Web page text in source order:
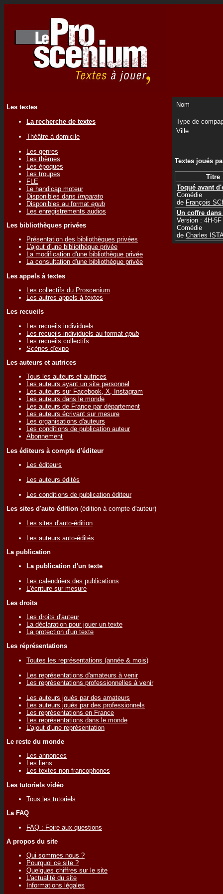
Les textes
La recherche de textes
Théâtre à domicile
Les genres
Les thèmes
Les époques
Les troupes
FLE
Le handicap moteur
Disponibles dans Imparato
Disponibles au format epub
Les enregistrements audios
Les bibliothèques privées
Présentation des bibliothèques privées
L'ajout d'une bibliothèque privée
La modification d'une bibliothèque privée
La consultation d'une bibliothèque privée
Les appels à textes
Les collectifs du Proscenium
Les autres appels à textes
Les recueils
Les recueils individuels
Les recueils individuels au format epub
Les recueils collectifs
Scènes d'expo
Les auteurs et autrices
Tous les auteurs et autrices
Les auteurs ayant un site personnel
Les auteurs sur Facebook, X, Instagram
Les auteurs dans le monde
Les auteurs de France par département
Les auteurs écrivant sur mesure
Les organisations d'auteurs
Les conditions de publication auteur
Abonnement
Les éditeurs à compte d'éditeur
Les éditeurs
Les auteurs édités
Les conditions de publication éditeur
Les sites d'auto édition (édition à compte d'auteur)
Les sites d'auto-édition
Les auteurs auto-édités
La publication
La publication d'un texte
Les calendriers des publications
L'écriture sur mesure
Les droits
Les droits d'auteur
La déclaration pour jouer un texte
La protection d'un texte
Les réprésentations
Toutes les représentations (année & mois)
Les représentations d'amateurs à venir
Les représentations professionnelles à venir
Les auteurs joués par des amateurs
Les auteurs joués par des professionnels
Les représentations en France
Les représentations dans le monde
L'ajout d'une représentation
Le reste du monde
Les annonces
Les liens
Les textes non francophones
Les tutoriels vidéo
Tous les tutoriels
La FAQ
FAQ : Foire aux questions
A propos du site
Qui sommes nous ?
Pourquoi ce site ?
Quelques chiffres sur le site
L'actualité du site
Informations légales
Nom
Type de
Ville
Textes joués
Titre
Toqué avant
Comédie
de François
Un coffre
Version : 4H-
Comédie
de Charles